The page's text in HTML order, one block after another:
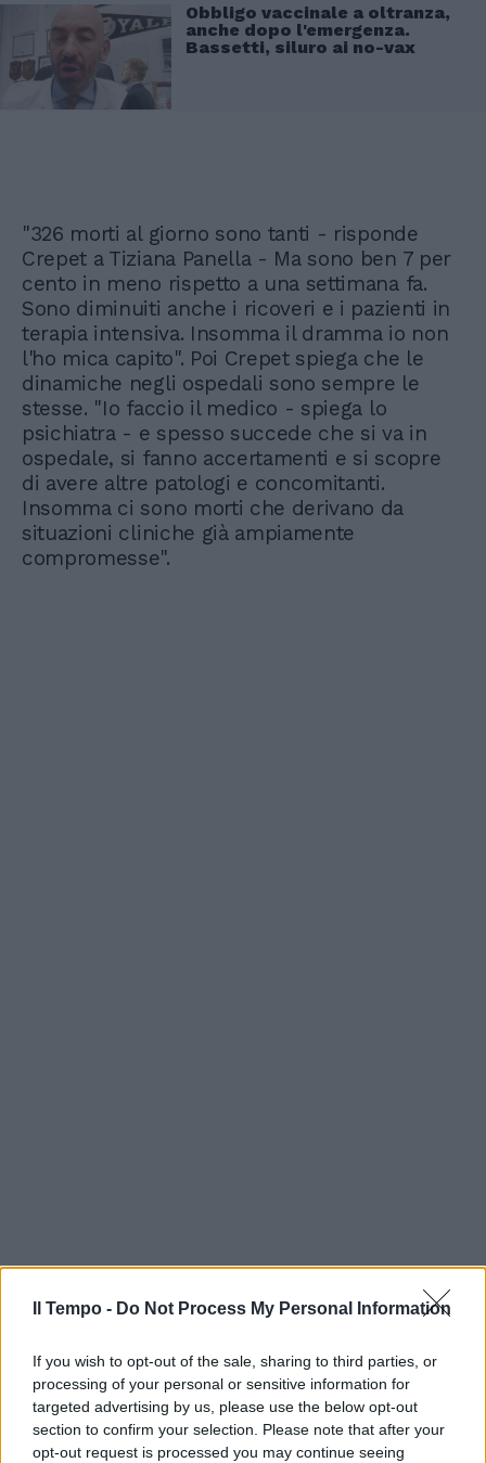
Il Tempo - Do Not Process My Personal Information
If you wish to opt-out of the sale, sharing to third parties, or
processing of your personal or sensitive information for
targeted advertising by us, please use the below opt-out
section to confirm your selection. Please note that after your
opt-out request is processed you may continue seeing
Obbligo vaccinale a oltranza,
anche dopo l'emergenza.
Bassetti, siluro ai no-vax
"326 morti al giorno sono tanti - risponde
Crepet a Tiziana Panella - Ma sono ben 7 per
cento in meno rispetto a una settimana fa.
Sono diminuiti anche i ricoveri e i pazienti in
terapia intensiva. Insomma il dramma io non
l'ho mica capito". Poi Crepet spiega che le
dinamiche negli ospedali sono sempre le
stesse. "Io faccio il medico - spiega lo
psichiatra - e spesso succede che si va in
ospedale, si fanno accertamenti e si scopre
di avere altre patologi e concomitanti.
Insomma ci sono morti che derivano da
situazioni cliniche già ampiamente
compromesse".